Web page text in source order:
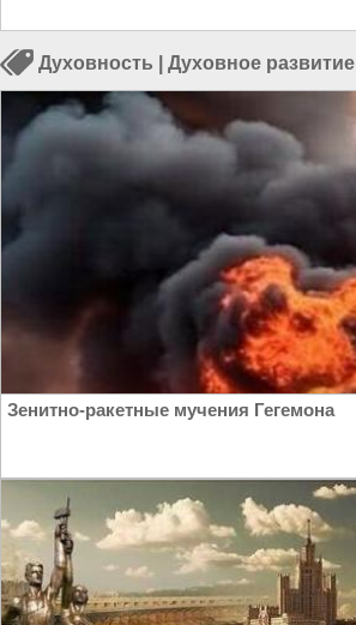
Духовность Духовное развитие
Зенитно-ракетные мучения Гегемона